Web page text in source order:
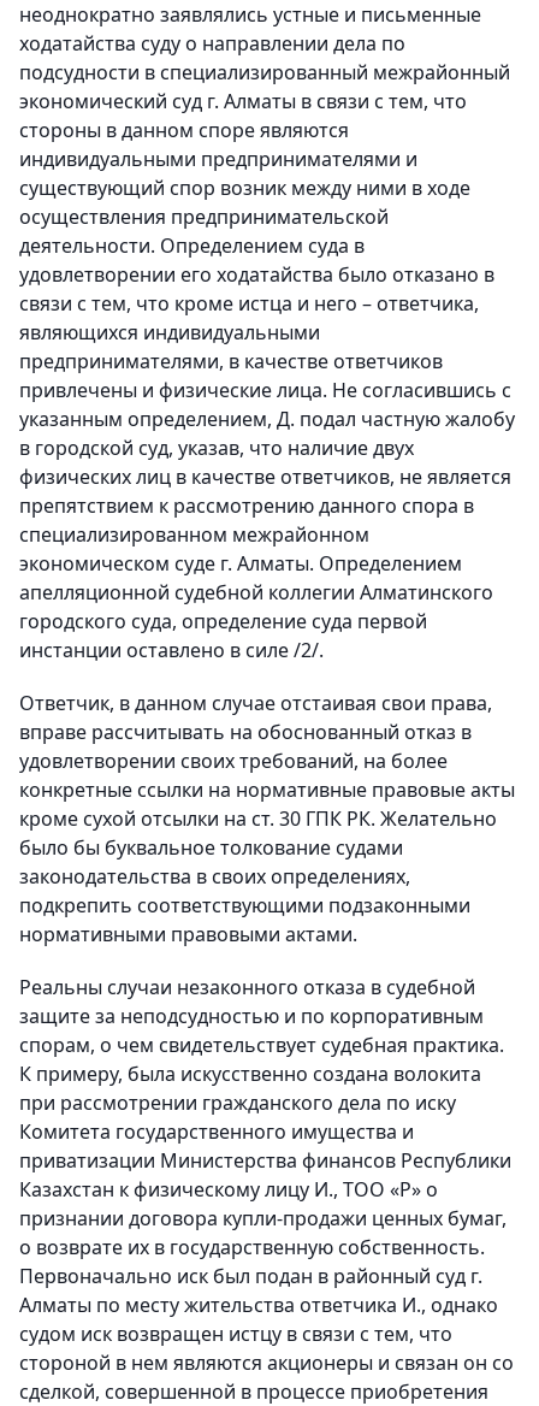
неоднократно заявлялись устные и письменные
ходатайства суду о направлении дела по
подсудности в специализированный межрайонный
экономический суд г. Алматы в связи с тем, что
стороны в данном споре являются
индивидуальными предпринимателями и
существующий спор возник между ними в ходе
осуществления предпринимательской
деятельности. Определением суда в
удовлетворении его ходатайства было отказано в
связи с тем, что кроме истца и него – ответчика,
являющихся индивидуальными
предпринимателями, в качестве ответчиков
привлечены и физические лица. Не согласившись с
указанным определением, Д. подал частную жалобу
в городской суд, указав, что наличие двух
физических лиц в качестве ответчиков, не является
препятствием к рассмотрению данного спора в
специализированном межрайонном
экономическом суде г. Алматы. Определением
апелляционной судебной коллегии Алматинского
городского суда, определение суда первой
инстанции оставлено в силе /2/.
Ответчик, в данном случае отстаивая свои права,
вправе рассчитывать на обоснованный отказ в
удовлетворении своих требований, на более
конкретные ссылки на нормативные правовые акты
кроме сухой отсылки на ст. 30 ГПК РК. Желательно
было бы буквальное толкование судами
законодательства в своих определениях,
подкрепить соответствующими подзаконными
нормативными правовыми актами.
Реальны случаи незаконного отказа в судебной
защите за неподсудностью и по корпоративным
спорам, о чем свидетельствует судебная практика.
К примеру, была искусственно создана волокита
при рассмотрении гражданского дела по иску
Комитета государственного имущества и
приватизации Министерства финансов Республики
Казахстан к физическому лицу И., ТОО «Р» о
признании договора купли-продажи ценных бумаг,
о возврате их в государственную собственность.
Первоначально иск был подан в районный суд г.
Алматы по месту жительства ответчика И., однако
судом иск возвращен истцу в связи с тем, что
стороной в нем являются акционеры и связан он со
сделкой, совершенной в процессе приобретения